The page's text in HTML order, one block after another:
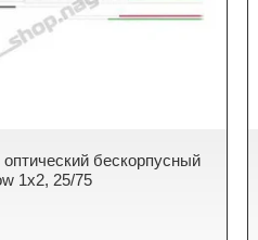
бескорпусный
1х2, 25/75